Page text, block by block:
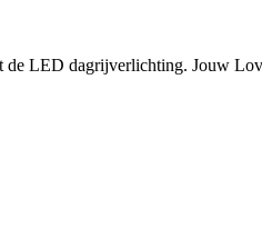
LED dagrijverlichting. Jouw